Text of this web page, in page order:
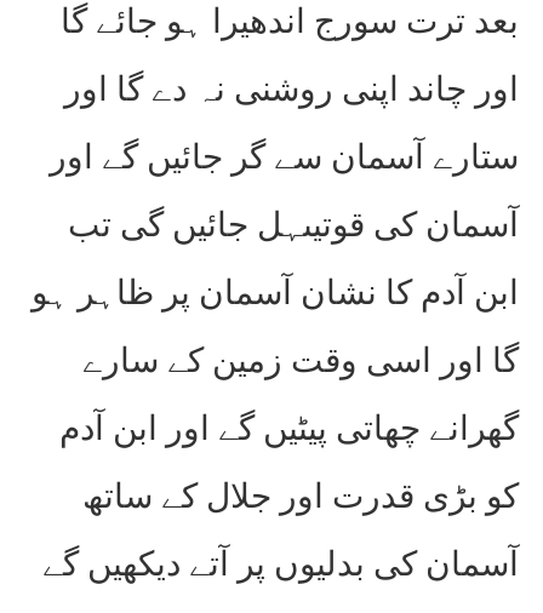
بعد ترت سورج اندھیرا ہو جائے گا
اور چاند اپنی روشنی نہ دے گا اور
ستارے آسمان سے گر جائیں گے اور
آسمان کی قوتیںہل جائیں گی تب
ابن آدم کا نشان آسمان پر ظاہر ہو
گا اور اسی وقت زمین کے سارے
گھرانے چھاتی پیٹیں گے اور ابن آدم
کو بڑی قدرت اور جلال کے ساتھ
آسمان کی بدلیوں پر آتے دیکھیں گے